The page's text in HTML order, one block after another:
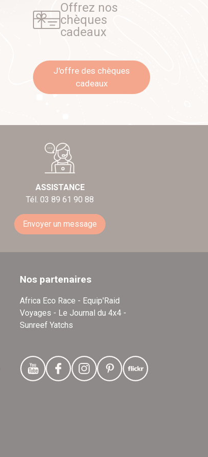
Offrez nos
chèques
cadeaux
J'offre des chèques
cadeaux
ASSISTANCE
Tél. 03 89 61 90 88
Envoyer un message
Nos partenaires
Africa Eco Race - Equip'Raid
Voyages - Le Journal du 4x4 -
Sunreef Yatchs